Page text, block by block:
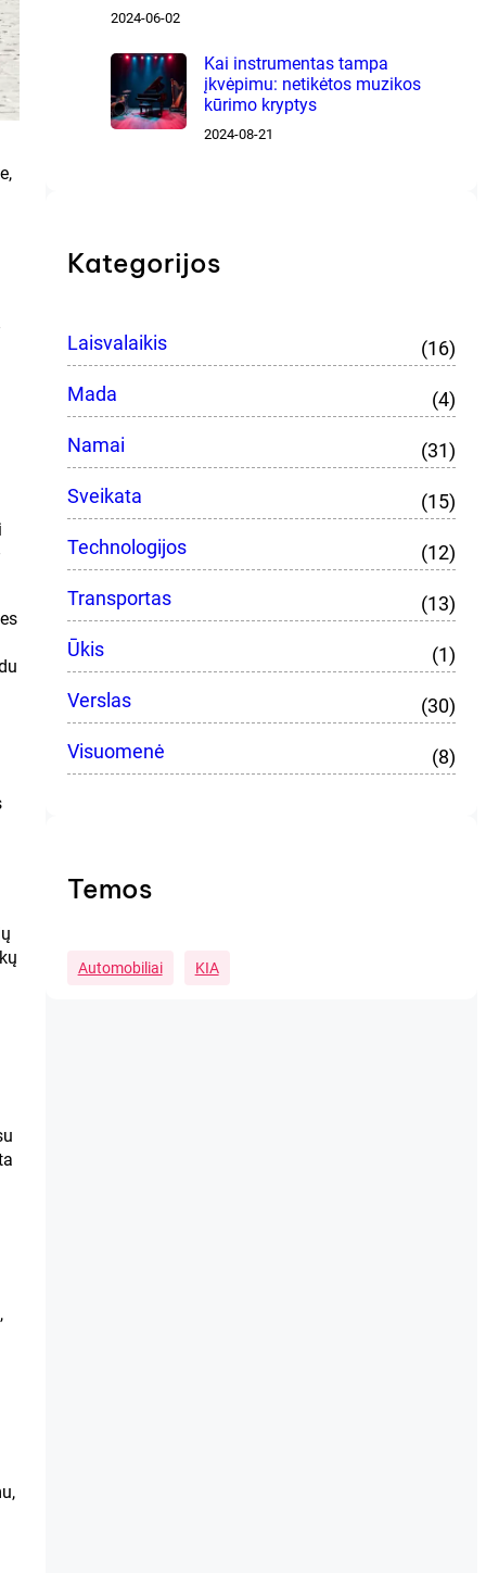
2024-06-02
Kai instrumentas tampa
įkvėpimu: netikėtos muzikos
kūrimo kryptys
2024-08-21
Kategorijos
Laisvalaikis
(16)
Mada
(4)
Namai
(31)
Sveikata
(15)
Technologijos
(12)
Transportas
(13)
Ūkis
(1)
Verslas
(30)
Visuomenė
(8)
Temos
Automobiliai KIA